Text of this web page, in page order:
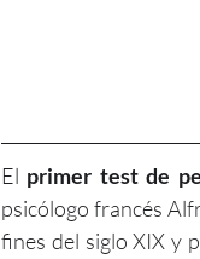
El primer test de
psicólogo francés
fines del siglo XIX y